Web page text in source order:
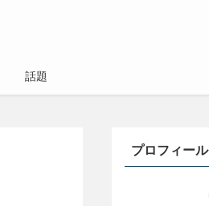
話題
プロフィール